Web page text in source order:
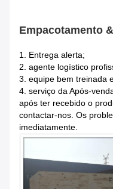
Empacotamento
1. Entrega alerta;
2. agente logístico
3. equipe bem treinada
4. serviço da Após-
após ter recebido o
contactar-nos. Os
imediatamente.